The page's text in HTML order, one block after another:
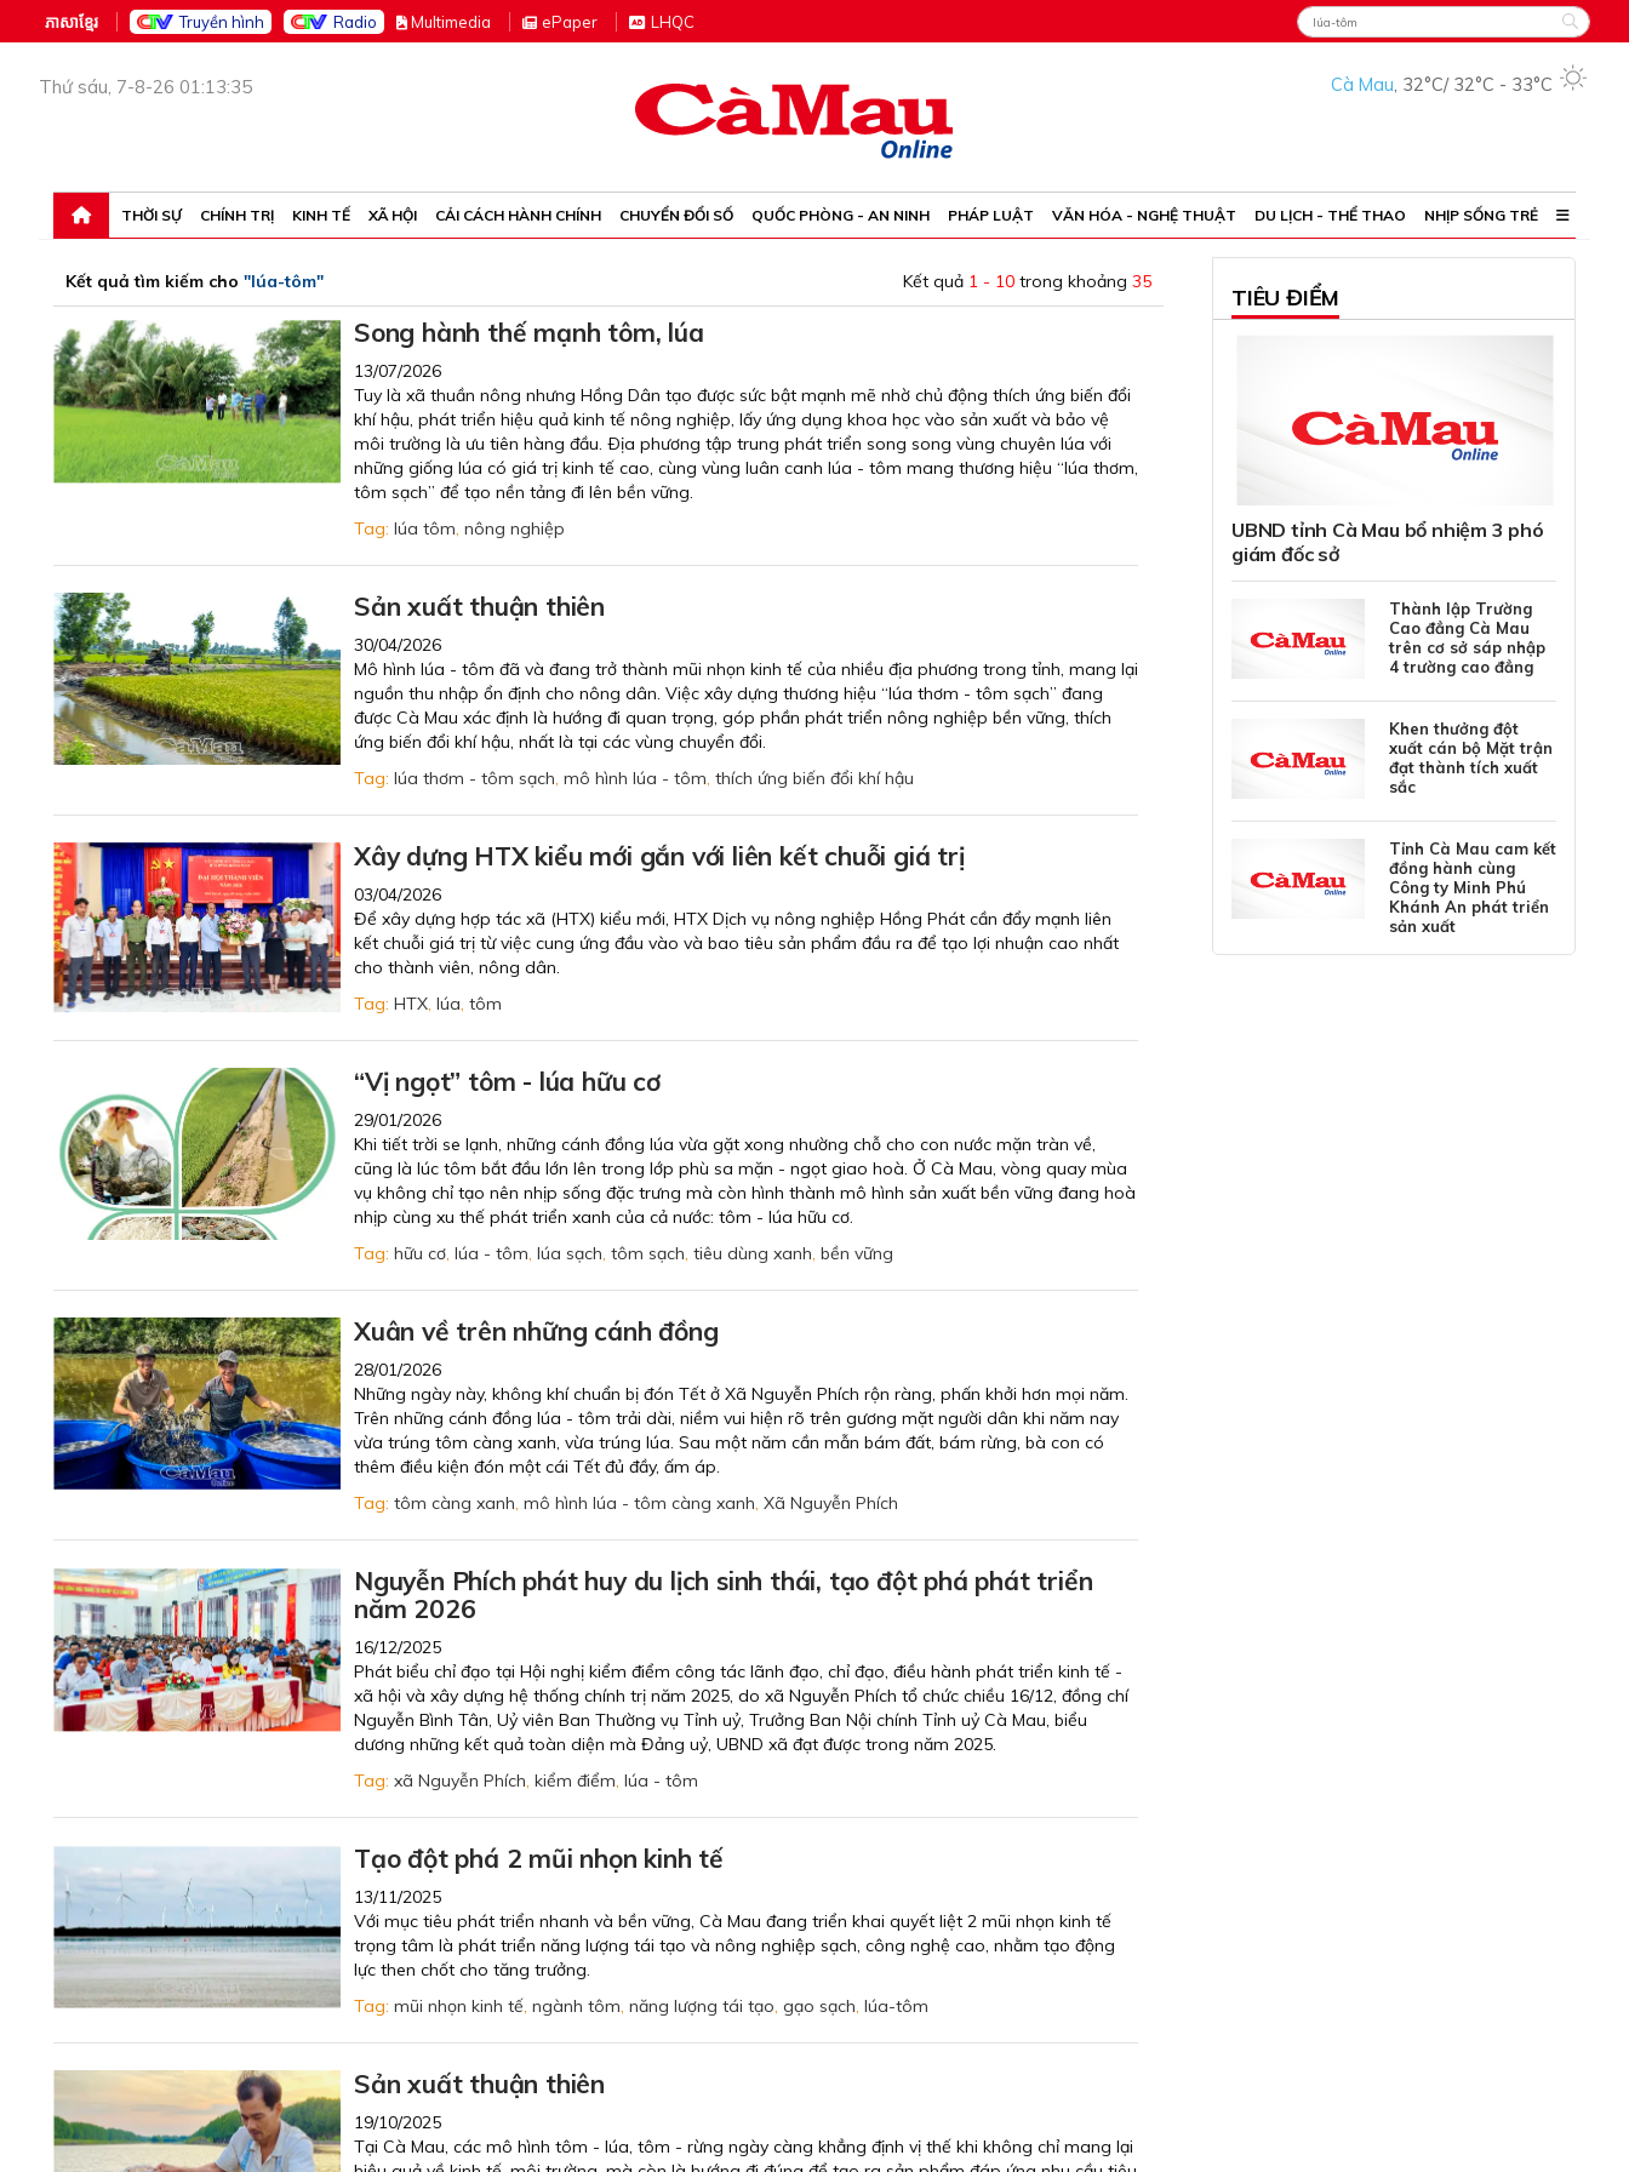
ភាសាខ្មែរ Truyền hình Radio Multimedia ePaper LHQC
Thứ sáu, 7-8-26 01:13:35 Cà Mau, 32°C/ 32°C - 33°C
THỜI SỰ CHÍNH TRỊ KINH TẾ XÃ HỘI CẢI CÁCH HÀNH CHÍNH CHUYỂN ĐỔI SỐ QUỐC PHÒNG - AN NINH PHÁP LUẬT VĂN HÓA - NGHỆ THUẬT DU LỊCH - THỂ THAO NHỊP SỐNG TRẺ
Kết quả tìm kiếm cho "lúa-tôm" Kết quả 1 - 10 trong khoảng 35
Song hành thế mạnh tôm, lúa
13/07/2026
Tuy là xã thuần nông nhưng Hồng Dân tạo được sức bật mạnh mẽ nhờ chủ động thích ứng biến đổi
khí hậu, phát triển hiệu quả kinh tế nông nghiệp, lấy ứng dụng khoa học vào sản xuất và bảo vệ
môi trường là ưu tiên hàng đầu. Ðịa phương tập trung phát triển song song vùng chuyên lúa với
những giống lúa có giá trị kinh tế cao, cùng vùng luân canh lúa - tôm mang thương hiệu “lúa thơm,
tôm sạch” để tạo nền tảng đi lên bền vững.
Tag: lúa tôm, nông nghiệp
Sản xuất thuận thiên
30/04/2026
Mô hình lúa - tôm đã và đang trở thành mũi nhọn kinh tế của nhiều địa phương trong tỉnh, mang lại
nguồn thu nhập ổn định cho nông dân. Việc xây dựng thương hiệu “lúa thơm - tôm sạch” đang
được Cà Mau xác định là hướng đi quan trọng, góp phần phát triển nông nghiệp bền vững, thích
ứng biến đổi khí hậu, nhất là tại các vùng chuyển đổi.
Tag: lúa thơm - tôm sạch, mô hình lúa - tôm, thích ứng biến đổi khí hậu
Xây dựng HTX kiểu mới gắn với liên kết chuỗi giá trị
03/04/2026
Để xây dựng hợp tác xã (HTX) kiểu mới, HTX Dịch vụ nông nghiệp Hồng Phát cần đẩy mạnh liên
kết chuỗi giá trị từ việc cung ứng đầu vào và bao tiêu sản phẩm đầu ra để tạo lợi nhuận cao nhất
cho thành viên, nông dân.
Tag: HTX, lúa, tôm
“Vị ngọt” tôm - lúa hữu cơ
29/01/2026
Khi tiết trời se lạnh, những cánh đồng lúa vừa gặt xong nhường chỗ cho con nước mặn tràn về,
cũng là lúc tôm bắt đầu lớn lên trong lớp phù sa mặn - ngọt giao hoà. Ở Cà Mau, vòng quay mùa
vụ không chỉ tạo nên nhịp sống đặc trưng mà còn hình thành mô hình sản xuất bền vững đang hoà
nhịp cùng xu thế phát triển xanh của cả nước: tôm - lúa hữu cơ.
Tag: hữu cơ, lúa - tôm, lúa sạch, tôm sạch, tiêu dùng xanh, bền vững
Xuân về trên những cánh đồng
28/01/2026
Những ngày này, không khí chuẩn bị đón Tết ở Xã Nguyễn Phích rộn ràng, phấn khởi hơn mọi năm.
Trên những cánh đồng lúa - tôm trải dài, niềm vui hiện rõ trên gương mặt người dân khi năm nay
vừa trúng tôm càng xanh, vừa trúng lúa. Sau một năm cần mẫn bám đất, bám rừng, bà con có
thêm điều kiện đón một cái Tết đủ đầy, ấm áp.
Tag: tôm càng xanh, mô hình lúa - tôm càng xanh, Xã Nguyễn Phích
Nguyễn Phích phát huy du lịch sinh thái, tạo đột phá phát triển
năm 2026
16/12/2025
Phát biểu chỉ đạo tại Hội nghị kiểm điểm công tác lãnh đạo, chỉ đạo, điều hành phát triển kinh tế -
xã hội và xây dựng hệ thống chính trị năm 2025, do xã Nguyễn Phích tổ chức chiều 16/12, đồng chí
Nguyễn Bình Tân, Uỷ viên Ban Thường vụ Tỉnh uỷ, Trưởng Ban Nội chính Tỉnh uỷ Cà Mau, biểu
dương những kết quả toàn diện mà Đảng uỷ, UBND xã đạt được trong năm 2025.
Tag: xã Nguyễn Phích, kiểm điểm, lúa - tôm
Tạo đột phá 2 mũi nhọn kinh tế
13/11/2025
Với mục tiêu phát triển nhanh và bền vững, Cà Mau đang triển khai quyết liệt 2 mũi nhọn kinh tế
trọng tâm là phát triển năng lượng tái tạo và nông nghiệp sạch, công nghệ cao, nhằm tạo động
lực then chốt cho tăng trưởng.
Tag: mũi nhọn kinh tế, ngành tôm, năng lượng tái tạo, gạo sạch, lúa-tôm
Sản xuất thuận thiên
19/10/2025
Tại Cà Mau, các mô hình tôm - lúa, tôm - rừng ngày càng khẳng định vị thế khi không chỉ mang lại
TIÊU ĐIỂM
UBND tỉnh Cà Mau bổ nhiệm 3 phó
giám đốc sở
Thành lập Trường
Cao đẳng Cà Mau
trên cơ sở sáp nhập
4 trường cao đẳng
Khen thưởng đột
xuất cán bộ Mặt trận
đạt thành tích xuất
sắc
Tỉnh Cà Mau cam kết
đồng hành cùng
Công ty Minh Phú
Khánh An phát triển
sản xuất